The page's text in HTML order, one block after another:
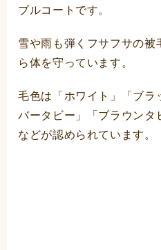
ブルコートです。
雪や雨も弾くフサフサの被
ら体を守っています。
毛色は「ホワイト」「ブラ
バータビー」「ブラウンタ
などが認められています。